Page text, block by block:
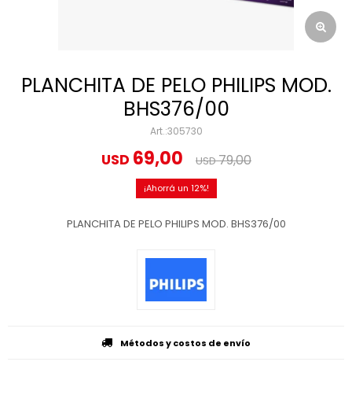
PLANCHITA DE PELO PHILIPS MOD.
BHS376/00
305730
USD 69,00 USD79,00
12
PLANCHITA DE PELO PHILIPS MOD. BHS376/00
Métodos y costos de envío